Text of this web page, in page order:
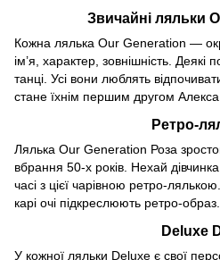
Звичайні ляльки
Кожна лялька Our Generation —
ім’я, характер, зовнішність.
танці. Усі вони люблять
стане їхнім першим другом
Ретро-
Лялька Our Generation Роза
вбрання 50-х років. Нехай
часі з цієї чарівною ретро-
карі очі підкреслюють ретро-образ.
Deluxe
У кожної ляльки Deluxe є свої